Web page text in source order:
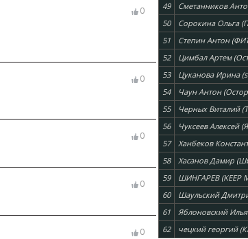
0
0
0
0
0
49
Сметанников
50
Сорокина Ольга
51
Степин Антон
52
Цимбал Артем
53
Цуканова Ирина
54
Чаун Антон
55
Черных Виталий
56
Чуксеев Алексей
57
Ханбеков
58
Хасанов Дамир
59
ШИНГАРЕВ (KEEP
60
Шаульский
61
Яблоновский
62
чецкий георгий